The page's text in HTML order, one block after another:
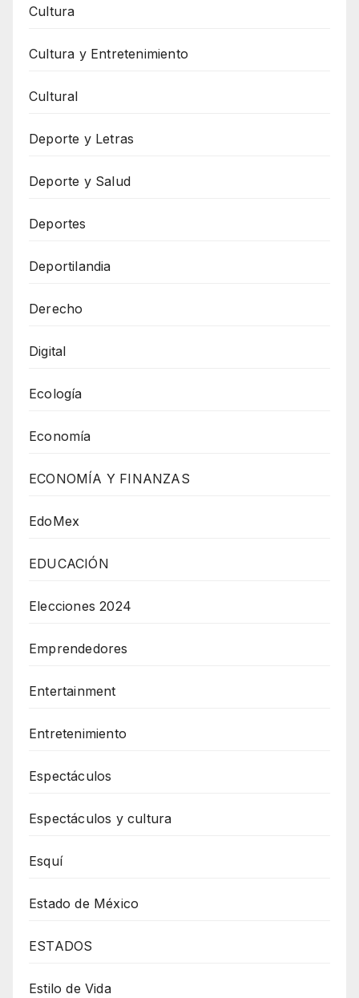
Cultura
Cultura y Entretenimiento
Cultural
Deporte y Letras
Deporte y Salud
Deportes
Deportilandia
Derecho
Digital
Ecología
Economía
ECONOMÍA Y FINANZAS
EdoMex
EDUCACIÓN
Elecciones 2024
Emprendedores
Entertainment
Entretenimiento
Espectáculos
Espectáculos y cultura
Esquí
Estado de México
ESTADOS
Estilo de Vida